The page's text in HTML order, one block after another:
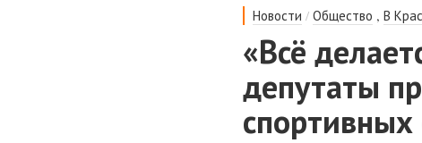
Новости /Общество ,В
«Всё
депутаты
спортивных